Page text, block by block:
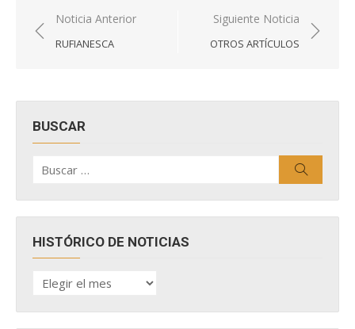
Navegación
de
Noticia Anterior
RUFIANESCA
Siguiente Noticia
OTROS ARTÍCULOS
BUSCAR
por:
HISTÓRICO DE NOTICIAS
HISTÓRICO
DE